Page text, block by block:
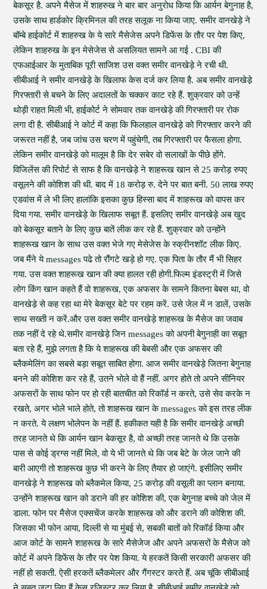
बेकसूर है. अपने मैसेज में शाहरुख ने बार बार अनुरोध किया कि आर्यन बेगुनाह है,
उसके साथ हार्डकोर क्रिमिनल की तरह सलूक ना किया जाए. समीर वानखेड़े ने
बॉम्बे हाईकोर्ट में शाहरुख के ये सारे मैसेजेस अपने डिफेंस के तौर पर पेश किए,
लेकिन शाहरुख के इन मेसेजेस से असलियत सामने आ गई . CBI की
एफआईआर के मुताबिक पूरी साजिश उस वक्त समीर वानखेड़े ने रची थी.
सीबीआई ने समीर वानखेड़े के खिलाफ केस दर्ज कर लिया है. अब समीर वानखेडे़
गिरफ्तारी से बचने के लिए अदालतों के चक्कर काट रहे हैं. शुक्रवार को उन्हें
थोड़ी राहत मिली भी, हाईकोर्ट ने सोमवार तक वानखेड़े की गिरफ्तारी पर रोक
लगा दी है. सीबीआई ने कोर्ट में कहा कि फिलहाल वानखेड़े को गिरफ्तार करने की
जरूरत नहीं है, जब जांच उस चरण में पहुंचेगी, तब गिरफ्तारी पर फैसला होगा.
लेकिन समीर वानखेड़े को मालूम है कि देर सबेर वो सलाखों के पीछे होंगे.
विजिलेंस की रिपोर्ट से साफ है कि वानखेड़े ने शाहरूख खान से 25 करोड़ रुपए
वसूलने की कोशिश की थी. बाद में 18 करोड़ रु. देने पर बात बनी. 50 लाख रुपए
एडवांस में ले भी लिए हालांकि इसका कुछ हिस्सा बाद में शाहरूख को वापस कर
दिया गया. समीर वानखेड़े के खिलाफ सबूत हैं. इसलिए समीर वानखेड़े अब खुद
को बेकसूर बताने के लिए कुछ बातें लीक कर रहे हैं. शुक्रवार को उन्होंने
शाहरूख खान के साथ उस वक्त भेजे गए मेसेजेस के स्क्रीनशॉट लीक किए.
जब मैंने ये messages पढे तो रौंगटे खड़े हो गए. एक पिता के तौर मैं भी सिहर
गया. उस वक्त शाहरूख खान की क्या हालत रही होगी.फिल्म इंडस्ट्री में जिसे
लोग किंग खान कहते हैं वो शाहरूख, एक अफसर के सामने कितना बेबस था, वो
वानखेडे़ से कह रहा था मेरे बेकसूर बेटे पर रहम करें. उसे जेल में न डालें, उसके
साथ सख्ती न करें.और उस वक्त समीर वानखेड़े शाहरूख के मैसेज का जवाब
तक नहीं दे रहे थे.समीर वानखेड़े जिन messages को अपनी बेगुनाही का सबूत
बता रहे हैं, मुझे लगता है कि ये शाहरूख की बेबसी और एक अफसर की
ब्लैकमेलिंग का सबसे बड़ा सबूत साबित होगा. आज समीर वानखेड़े जितना बेगुनाह
बनने की कोशिश कर रहे हैं, उतने भोले वो हैं नहीं. अगर होते तो अपने सीनियर
अफसरों के साथ फोन पर हो रही बातचीत को रिकॉर्ड न करते, उसे सेव करके न
रखते, अगर भोले भाले होते, तो शाहरूख खान के messages को इस तरह लीक
न करते. ये लक्षण भोलेपन के नहीं हैं. हकीकत यही है कि समीर वानखेड़े अच्छी
तरह जानते थे कि आर्यन खान बेकसूर है, वो अच्छी तरह जानते थे कि उसके
पास से कोई ड्रग्स नहीं मिले, वो ये भी जानते थे कि जब बेटे के जेल जाने की
बारी आएगी तो शाहरूख कुछ भी करने के लिए तैयार हो जाएंगे. इसीलिए समीर
वानखेड़े ने शाहरूख को ब्लैकमेल किया, 25 करोड़ की वसूली का प्लान बनाया.
उन्होंने शाहरूख खान को डराने की हर कोशिश की, एक बेगुनाह बच्चे को जेल में
डाला. फोन पर मैसेज एक्सचेंज करके शाहरूख को और डराने की कोशिश की.
जिसका भी फोन आया, दिल्ली से या मुंबई से, सबकी बातों को रिकॉर्ड किया और
आज कोर्ट के सामने शाहरूख के सारे मैसेजेज और अपने अफसरों के मैसेज को
कोर्ट में अपने डिफेंस के तौर पर पेश किया. ये हरकतें किसी सरकारी अफसर की
नहीं हो सकती. ऐसी हरकतें ब्लैकमेलर और गैंगस्टर करते हैं. अब चूंकि सीबीआई